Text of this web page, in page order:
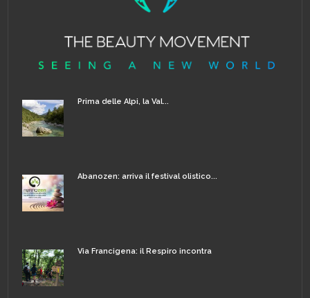
Prima delle Alpi, la Val...
Abanozen: arriva il festival olistico...
Via Francigena: il Respiro incontra